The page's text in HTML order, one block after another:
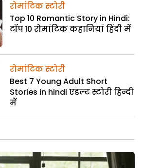
रोमांटिक स्टोरी
Top 10 Romantic Story in Hindi:
टॉप 10 रोमांटिक कहानियां हिंदी में
रोमांटिक स्टोरी
Best 7 Young Adult Short
Stories in hindi एडल्ट स्टोरी हिन्दी
में